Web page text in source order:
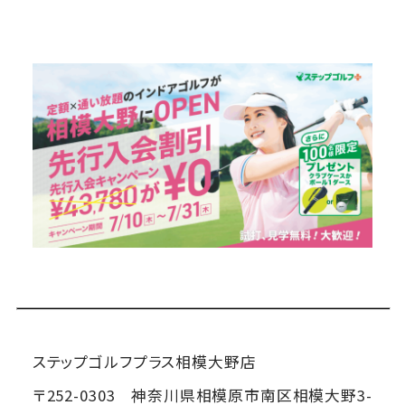
ステップゴルフプラス相模大野店
〒252-0303 神奈川県相模原市南区相模大野3-